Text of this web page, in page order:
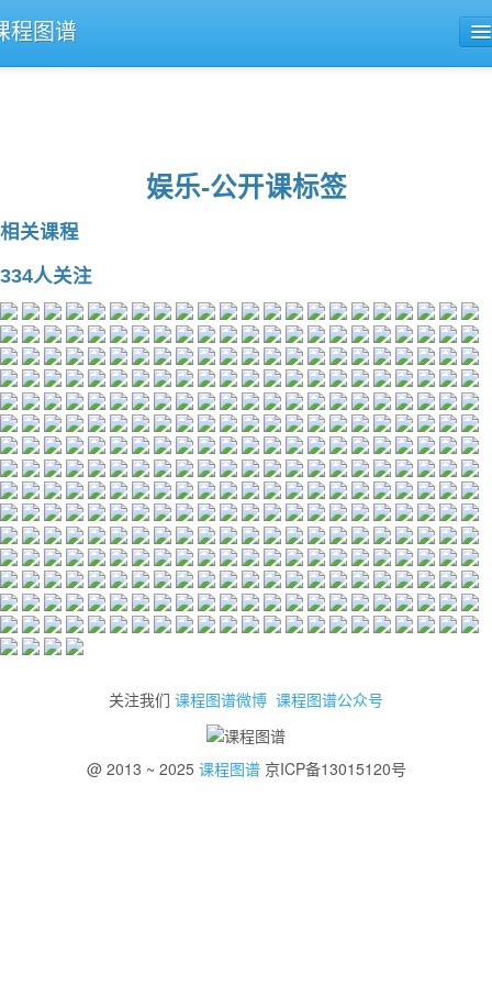
程图谱
娱乐-公开课标签
相关课程
334人关注
关注我们 课程图谱微博 课程图谱公众号
@ 2013 ~ 2025 课程图谱京ICP备13015120号